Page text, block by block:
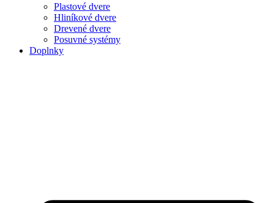
Plastové dvere
Hliníkové dvere
Drevené dvere
Posuvné systémy
Doplnky